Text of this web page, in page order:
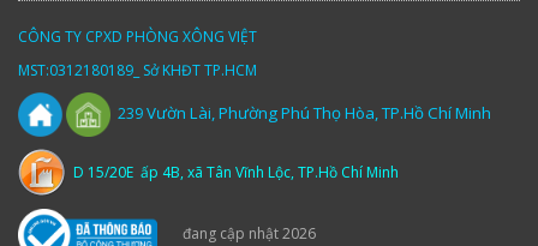
CÔNG TY CPXD PHÒNG XÔNG VIỆT
MST:0312180189_ Sở KHĐT TP.HCM
239Vườn Lài,Phường Phú Thọ Hòa, TP.Hồ Chí Minh
D 15/20E ấp 4B, xã Tân Vĩnh Lộc, TP.Hồ Chí Minh
đang cập nhật 2026